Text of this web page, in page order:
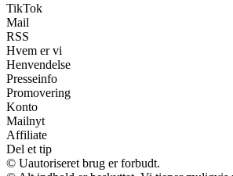
TikTok
Mail
RSS
Hvem er vi
Henvendelse
Presseinfo
Promovering
Konto
Mailnyt
Affiliate
Del et tip
© Uautoriseret brug er forbudt.